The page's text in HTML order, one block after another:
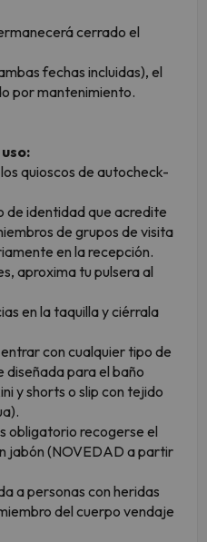
cerrado el
fechas incluidas), el
por mantenimiento.
quioscos de autocheck-
de identidad que acredite
de grupos de visita
en la recepción.
aproxima tu pulsera al
en la taquilla y ciérrala
con cualquier tipo de
para el baño
y shorts o slip con tejido
obligatorio recogerse el
jabón (NOVEDAD a partir
a personas con heridas
del cuerpo vendaje